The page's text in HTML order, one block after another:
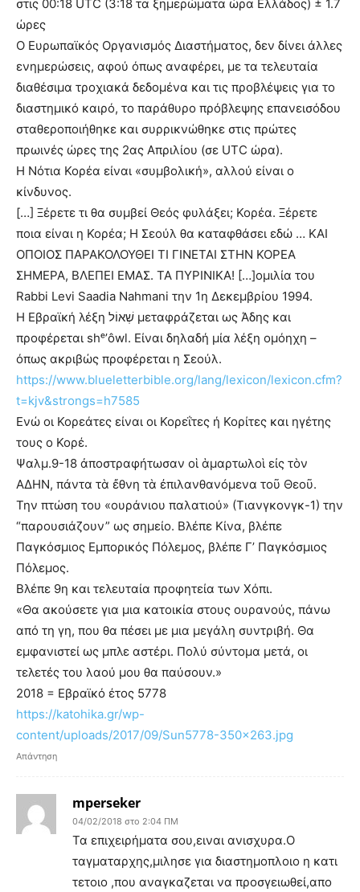
στις 00:18 UTC (3:18 τα ξημερώματα ώρα Ελλάδος) ± 1.7
ώρες
Ο Ευρωπαϊκός Οργανισμός Διαστήματος, δεν δίνει άλλες
ενημερώσεις, αφού όπως αναφέρει, με τα τελευταία
διαθέσιμα τροχιακά δεδομένα και τις προβλέψεις για το
διαστημικό καιρό, το παράθυρο πρόβλεψης επανεισόδου
σταθεροποιήθηκε και συρρικνώθηκε στις πρώτες
πρωινές ώρες της 2ας Απριλίου (σε UTC ώρα).
Η Νότια Κορέα είναι «συμβολική», αλλού είναι ο
κίνδυνος.
[…] Ξέρετε τι θα συμβεί Θεός φυλάξει; Κορέα. Ξέρετε
ποια είναι η Κορέα; Η Σεούλ θα καταφθάσει εδώ … ΚΑΙ
ΟΠΟΙΟΣ ΠΑΡΑΚΟΛΟΥΘΕΙ ΤΙ ΓΙΝΕΤΑΙ ΣΤΗΝ ΚΟΡΕΑ
ΣΗΜΕΡΑ, ΒΛΕΠΕΙ ΕΜΑΣ. ΤΑ ΠΥΡΙΝΙΚΑ! […]ομιλία του
Rabbi Levi Saadia Nahmani την 1η Δεκεμβρίου 1994.
Η Εβραϊκή λέξη שְׁאוֹל μεταφράζεται ως Άδης και
προφέρεται shᵉʼôwl. Είναι δηλαδή μία λέξη ομόηχη –
όπως ακριβώς προφέρεται η Σεούλ.
https://www.blueletterbible.org/lang/lexicon/lexicon.cfm?
t=kjv&strongs=h7585
Ενώ οι Κορεάτες είναι οι Κορεΐτες ή Κορίτες και ηγέτης
τους ο Κορέ.
Ψαλμ.9-18 ἀποστραφήτωσαν οἱ ἁμαρτωλοὶ εἰς τὸν
ΑΔΗΝ, πάντα τὰ ἔθνη τὰ ἐπιλανθανόμενα τοῦ Θεοῦ.
Την πτώση του «ουράνιου παλατιού» (Τιανγκονγκ-1) την
“παρουσιάζουν” ως σημείο. Βλέπε Κίνα, βλέπε
Παγκόσμιος Εμπορικός Πόλεμος, βλέπε Γ’ Παγκόσμιος
Πόλεμος.
Βλέπε 9η και τελευταία προφητεία των Χόπι.
«Θα ακούσετε για μια κατοικία στους ουρανούς, πάνω
από τη γη, που θα πέσει με μια μεγάλη συντριβή. Θα
εμφανιστεί ως μπλε αστέρι. Πολύ σύντομα μετά, οι
τελετές του λαού μου θα παύσουν.»
2018 = Εβραϊκό έτος 5778
https://katohika.gr/wp-
content/uploads/2017/09/Sun5778-350×263.jpg
Απάντηση
mperseker
04/02/2018 στο 2:04 ΠΜ
Τα επιχειρήματα σου,ειναι ανισχυρα.Ο
ταγματαρχης,μιλησε για διαστημοπλοιο η κατι
τετοιο ,που αναγκαζεται να προσγειωθεί,απο